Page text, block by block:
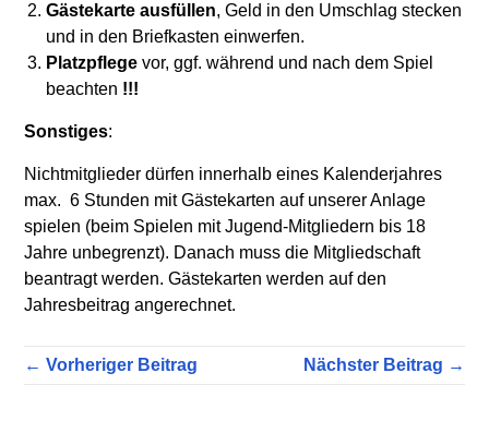
Gästekarte ausfüllen, Geld in den Umschlag stecken
und in den Briefkasten einwerfen.
Platzpflegevor, ggf. während und nach dem Spiel
beachten !!!
Sonstiges:
Nichtmitglieder dürfen innerhalb eines Kalenderjahres
max. 6 Stunden mit Gästekarten auf unserer Anlage
spielen (beim Spielen mit Jugend-Mitgliedern bis 18
Jahre unbegrenzt). Danach muss die Mitgliedschaft
beantragt werden. Gästekarten werden auf den
Jahresbeitrag angerechnet.
← Vorheriger Beitrag Nächster Beitrag →